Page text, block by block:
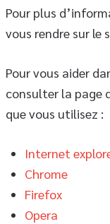
Pour plus
vous rendre sur le
Pour vous aider
consulter la page
que vous utilisez :
Internet
Chrome
Firefox
Opera